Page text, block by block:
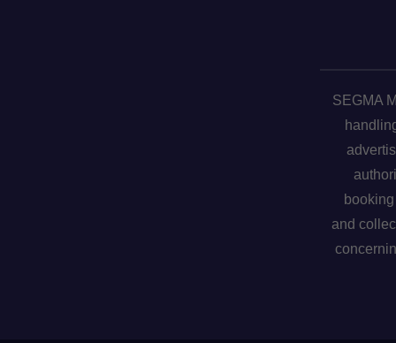
SEGMA
and